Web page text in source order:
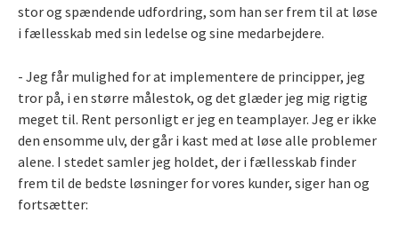
stor og spændende udfordring, som han ser frem til at løse
i fællesskab med sin ledelse og sine medarbejdere.
- Jeg får mulighed for at implementere de principper, jeg
tror på, i en større målestok, og det glæder jeg mig rigtig
meget til. Rent personligt er jeg en teamplayer. Jeg er ikke
den ensomme ulv, der går i kast med at løse alle problemer
alene. I stedet samler jeg holdet, der i fællesskab finder
frem til de bedste løsninger for vores kunder, siger han og
fortsætter: